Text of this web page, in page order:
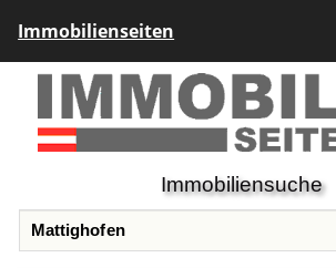
Immobilienseiten
Immobiliensuche